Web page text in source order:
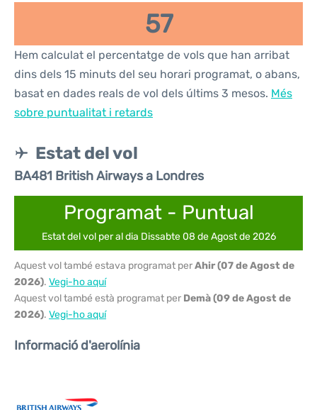
57
Hem calculat el percentatge de vols que han arribat
dins dels 15 minuts del seu horari programat, o abans,
basat en dades reals de vol dels últims 3 mesos. Més
sobre puntualitat i retards
Estat del vol
BA481 British Airways a Londres
Programat - Puntual
Estat del vol per al dia Dissabte 08 de Agost de 2026
Aquest vol també estava programat perAhir (07 de Agost de
2026). Vegi-ho aquí
Aquest vol també està programat per Demà (09 de Agost de
2026). Vegi-ho aquí
Informació d'aerolínia